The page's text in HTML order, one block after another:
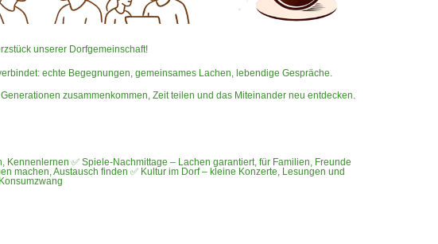
unserer Dorfgemeinschaft!
echte Begegnungen, gemeinsames Lachen, lebendige Gespräche.
zusammenkommen, Zeit teilen und das Miteinander neu entdecken.
✅ Spiele-Nachmittage – Lachen garantiert, für Familien, Freunde
machen, Austausch finden ✅ Kultur im Dorf – kleine Konzerte, Lesungen und